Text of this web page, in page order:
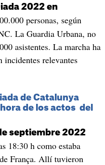
2022 en
personas, según
La Guardia Urbana, no
asistentes. La marcha ha
incidentes relevantes
de Catalunya
de los actos del
septiembre 2022
18:30 h como estaba
França. Allí tuvieron